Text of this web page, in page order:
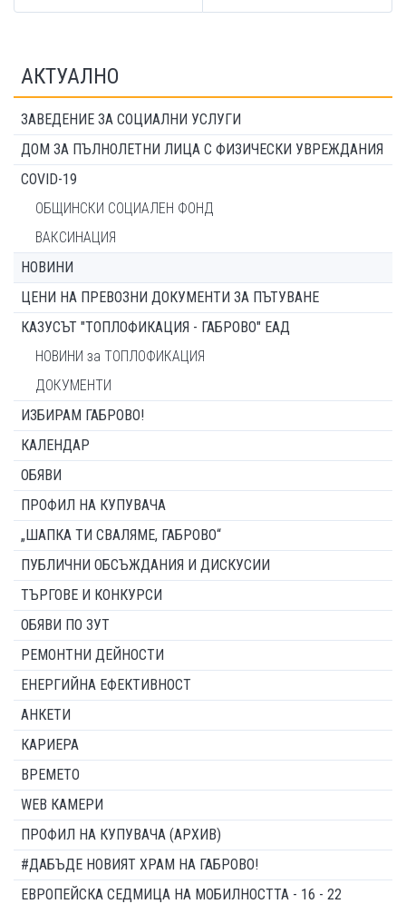
АКТУАЛНО
ЗАВЕДЕНИЕ ЗА СОЦИАЛНИ УСЛУГИ
ДОМ ЗА ПЪЛНОЛЕТНИ ЛИЦА С ФИЗИЧЕСКИ УВРЕЖДАНИЯ
COVID-19
ОБЩИНСКИ СОЦИАЛЕН ФОНД
ВАКСИНАЦИЯ
НОВИНИ
ЦЕНИ НА ПРЕВОЗНИ ДОКУМЕНТИ ЗА ПЪТУВАНЕ
КАЗУСЪТ "ТОПЛОФИКАЦИЯ - ГАБРОВО" ЕАД
НОВИНИ за ТОПЛОФИКАЦИЯ
ДОКУМЕНТИ
ИЗБИРАМ ГАБРОВО!
КАЛЕНДАР
ОБЯВИ
ПРОФИЛ НА КУПУВАЧА
„ШАПКА ТИ СВАЛЯМЕ, ГАБРОВО“
ПУБЛИЧНИ ОБСЪЖДАНИЯ И ДИСКУСИИ
ТЪРГОВЕ И КОНКУРСИ
ОБЯВИ ПО ЗУТ
РЕМОНТНИ ДЕЙНОСТИ
ЕНЕРГИЙНА ЕФЕКТИВНОСТ
АНКЕТИ
КАРИЕРА
ВРЕМЕТО
WEB КАМЕРИ
ПРОФИЛ НА КУПУВАЧА (АРХИВ)
#ДАБЪДЕ НОВИЯТ ХРАМ НА ГАБРОВО!
ЕВРОПЕЙСКА СЕДМИЦА НА МОБИЛНОСТТА - 16 - 22